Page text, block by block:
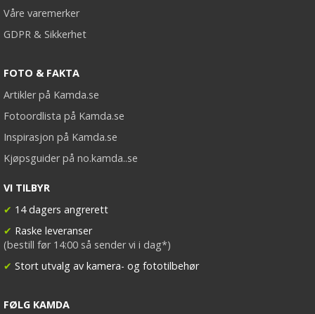
Våre varemerker
GDPR & Sikkerhet
FOTO & FAKTA
Artikler på Kamda.se
Fotoordlista på Kamda.se
Inspirasjon på Kamda.se
Kjøpsguider på no.kamda..se
VI TILBYR
✔ 14 dagers angrerett
✔ Raske leveranser
(bestill før 14:00 så sender vi i dag*)
✔ Stort utvalg av kamera- og fototilbehør
FØLG KAMDA